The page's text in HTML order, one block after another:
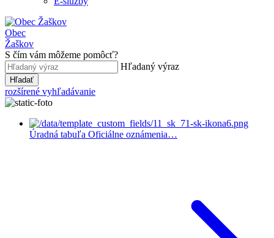
Obec
Žaškov
S čím vám môžeme pomôcť?
Hľadaný výraz
Hľadať
rozšírené vyhľadávanie
Úradná tabuľa Oficiálne oznámenia…